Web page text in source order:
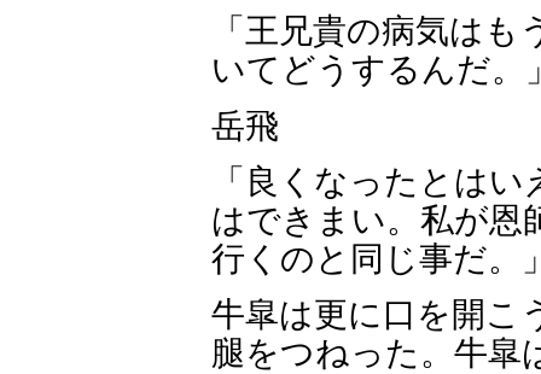
「王兄貴の病気は
いてどうするんだ。
岳飛
「良くなったとは
はできまい。私が恩
行くのと同じ事だ。
牛皐は更に口を開こ
腿をつねった。牛皐